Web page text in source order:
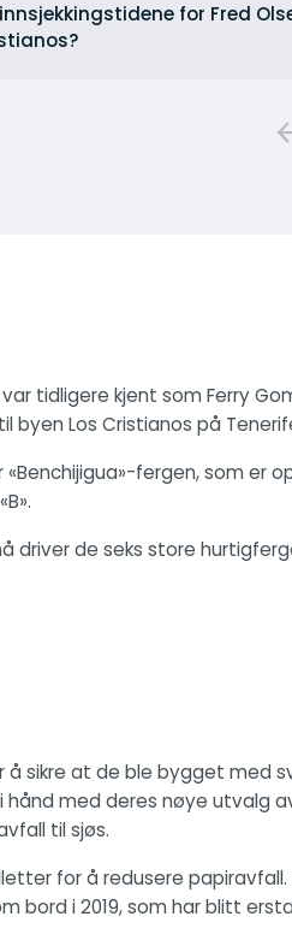
for Fred
tidligere kjent som Ferry
byen Los Cristianos på
fergen, som er
driver de seks store
å sikre at de ble bygget
med deres nøye utvalg
til sjøs.
for å redusere
bord i 2019, som har blitt